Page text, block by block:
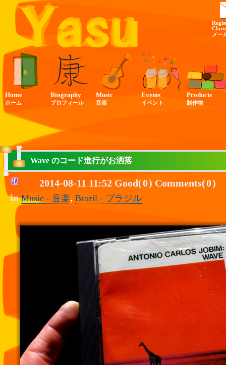
メー
Home
ホーム
Biography
プロフィール
Music
音楽
Events
イベント
Products
制作物
Wave のコード進行がお洒落
2014-08-11 11:52 Good(0) Comments(0)
inMusic - 音楽, Brazil - ブラジル